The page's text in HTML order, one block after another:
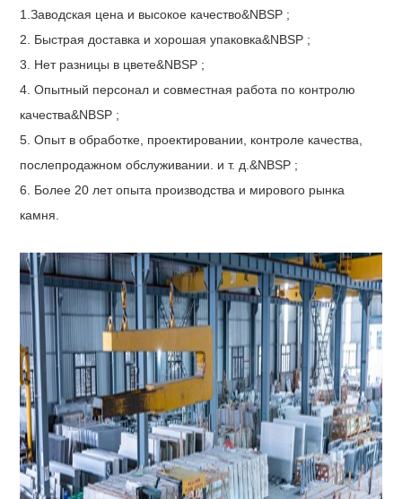
1 .Заводская цена и высокое качество&NBSP ;
2. Быстрая доставка и хорошая упаковка&NBSP ;
3. Нет разницы в цвете&NBSP ;
4. Опытный персонал и совместная работа по контролю
качества&NBSP ;
5. Опыт в обработке, проектировании, контроле качества,
послепродажном обслуживании. и т. д.&NBSP ;
6. Более 20 лет опыта производства и мирового рынка
камня.